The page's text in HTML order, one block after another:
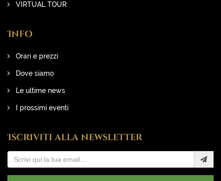
VIRTUAL TOUR
Info
Orari e prezzi
Dove siamo
Le ultime news
I prossimi eventi
Iscriviti alla newsletter